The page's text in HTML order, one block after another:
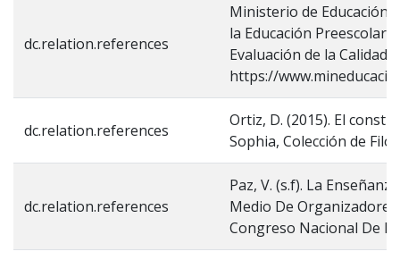
dc.relation.references
Ministerio de Educación
la Educación Preescolar,
Evaluación de la Calidad
https://
dc.relation.references
Ortiz, D. (2015). El
Sophia, Colección de
dc.relation.references
Paz, V. (s.f). La
Medio De
Congreso Nacional De